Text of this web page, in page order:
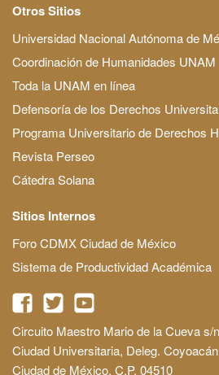
Otros Sitios
Universidad Nacional Autónoma de
Coordinación de Humanidades UNAM
Toda la UNAM en línea
Defensoría de los Derechos
Programa Universitario de Derechos
Revista Perseo
Cátedra Solana
Sitios Internos
Foro CDMX Ciudad de México
Sistema de Productividad Académica
Circuito Maestro Mario de la Cueva s/n
Ciudad Universitaria, Deleg. Coyoacán
Ciudad de México, C.P. 04510